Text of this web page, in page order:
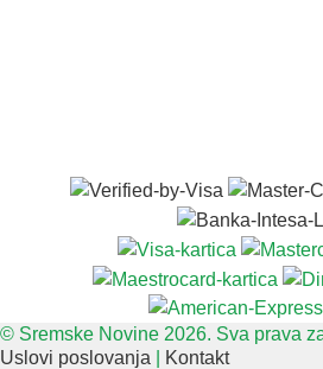
© Sremske Novine 2026. Sva prava
Uslovi poslovanja
Kontakt